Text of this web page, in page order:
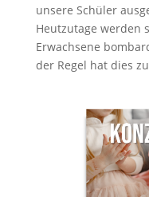
unsere Schüler
Heutzutage werden
Erwachsene
der Regel hat dies